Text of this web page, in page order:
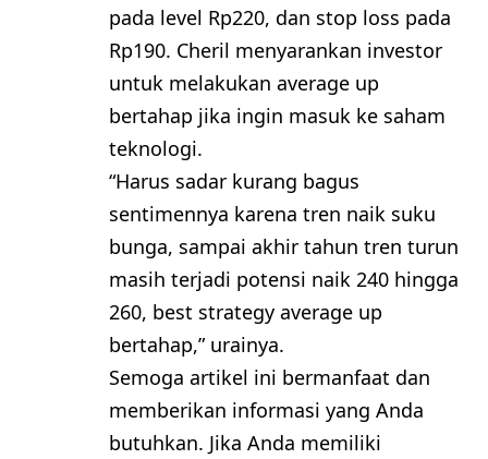
pada level Rp220, dan stop loss pada
Rp190. Cheril menyarankan investor
untuk melakukan average up
bertahap jika ingin masuk ke saham
teknologi.
“Harus sadar kurang bagus
sentimennya karena tren naik suku
bunga, sampai akhir tahun tren turun
masih terjadi potensi naik 240 hingga
260, best strategy average up
bertahap,” urainya.
Semoga artikel ini bermanfaat dan
memberikan informasi yang Anda
butuhkan. Jika Anda memiliki